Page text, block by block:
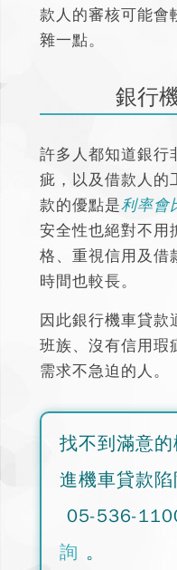
款人的審核可能會
雜一點。
銀行
許多人都知道銀行
疵，以及借款人的
款的優點是利率會
安全性也絕對不用
格、重視信用及借
時間也較長。
因此銀行機車貸款
班族、沒有信用瑕
需求不急迫的人。
找不到滿意
進機車貸款陷
05-536-
詢 。